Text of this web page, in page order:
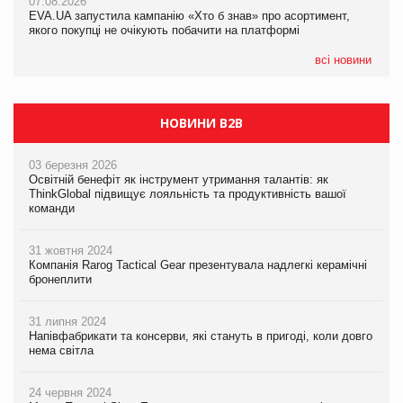
EVA.UA запустила кампанію «Хто б знав» про асортимент,
якого покупці не очікують побачити на платформі
всі новини
05.08.2026
Мережа супермаркетів VARUS купує мережу магазинів
НОВИНИ B2B
03 березня 2026
Освітній бенефіт як інструмент утримання талантів: як
ThinkGlobal підвищує лояльність та продуктивність вашої
команди
31 жовтня 2024
Компанія Rarog Tactical Gear презентувала надлегкі керамічні
бронеплити
31 липня 2024
Напівфабрикати та консерви, які стануть в пригоді, коли довго
нема світла
24 червня 2024